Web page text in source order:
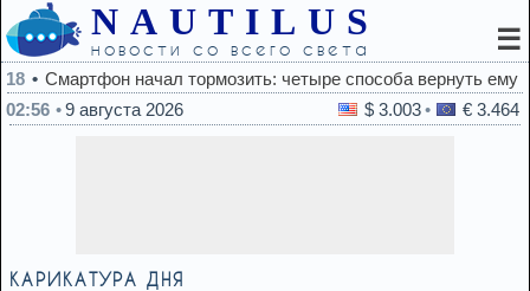
NAUTILUS
новости со всего света ☰
четыре способа вернуть ему скорость
02:56
9 августа 2026 $ 3.003 € 3.464
КАРИКАТУРА ДНЯ